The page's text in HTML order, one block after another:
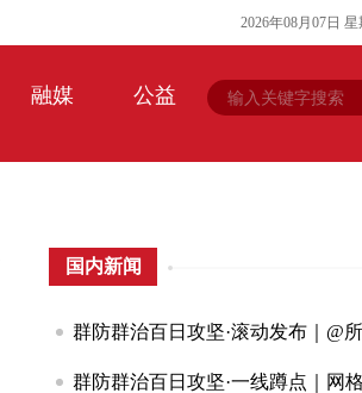
2026年08月07日 星
融媒 公益
国内新闻
群防群治百日攻坚·滚动发布｜@所有人井盖破了、围墙裂了？随手拍！重
群防群治百日攻坚·一线蹲点｜网格员“吹哨”两小时换新小